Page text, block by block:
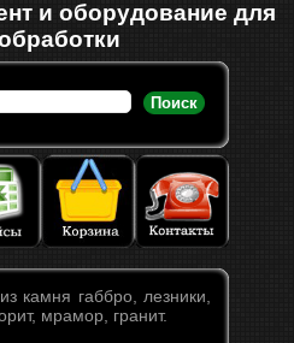
и оборудование для
Поиск
камня габбро, лезники,
мрамор, гранит.